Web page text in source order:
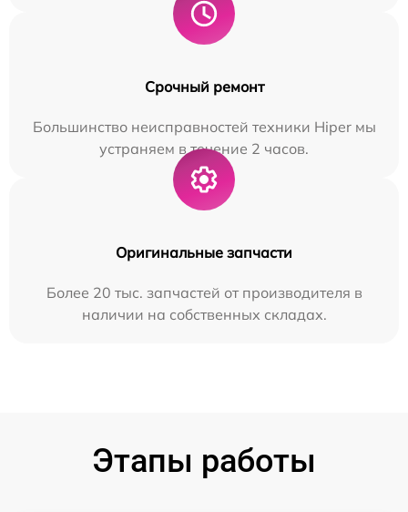
Срочный ремонт
Большинство неисправностей техники Hiper мы
устраняем в течение 2 часов.
Оригинальные запчасти
Более 20 тыс. запчастей от производителя в
наличии на собственных складах.
Этапы работы